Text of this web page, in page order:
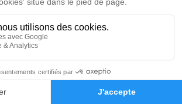
Hommages
Martin de Garges-les-Gonesse
VERDUN
Je rends hommage